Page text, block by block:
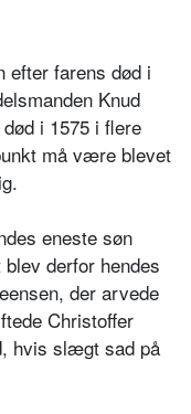
efter farens død i
Knud
i 1575 i flere
må være blevet
eneste søn
derfor hendes
der arvede
Christoffer
hvis slægt sad på